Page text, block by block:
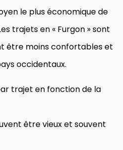
le plus économique de
trajets en « Furgon » sont
être moins confortables et
occidentaux.
trajet en fonction de la
être vieux et souvent